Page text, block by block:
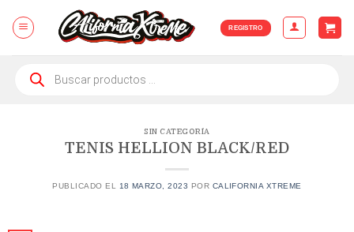
content
REGISTRO
productos
SIN CATEGORÍA
TENIS HELLION BLACK/RED
PUBLICADO EL 18 MARZO, 2023 POR CALIFORNIA XTREME